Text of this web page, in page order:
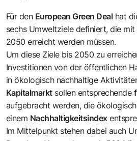
Für den European Green Dealhat
sechs Umweltziele definiert, die
2050 erreicht werden müssen.
Um diese Ziele bis 2050 zu
Investitionen von der öffentlichen
in ökologisch nachhaltige
Kapitalmarkt sollen entsprechende
aufgebracht werden, die
einem Nachhaltigkeitsindex
Im Mittelpunkt stehen dabei auch